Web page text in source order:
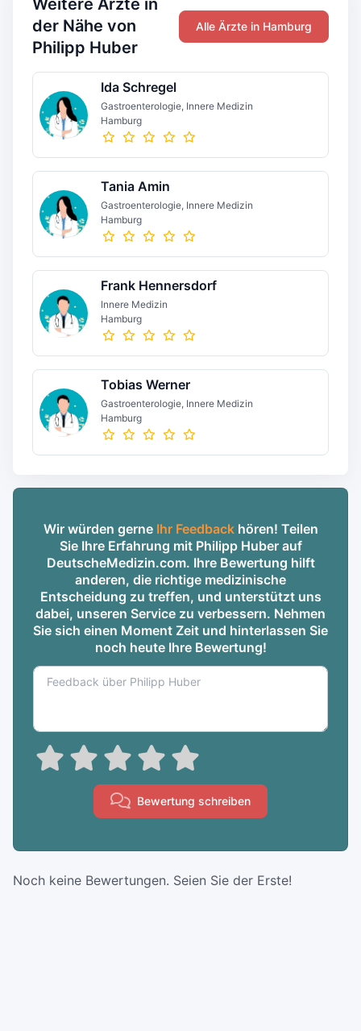
Weitere Ärzte in
der Nähe von
Philipp Huber
Alle Ärzte in Hamburg
Ida Schregel
Gastroenterologie, Innere Medizin
Hamburg
Tania Amin
Gastroenterologie, Innere Medizin
Hamburg
Frank Hennersdorf
Innere Medizin
Hamburg
Tobias Werner
Gastroenterologie, Innere Medizin
Hamburg
Wir würden gerne Ihr Feedbackhören! Teilen
Sie Ihre Erfahrung mit Philipp Huber auf
DeutscheMedizin.com. Ihre Bewertung hilft
anderen, die richtige medizinische
Entscheidung zu treffen, und unterstützt uns
dabei, unseren Service zu verbessern. Nehmen
Sie sich einen Moment Zeit und hinterlassen Sie
noch heute Ihre Bewertung!
Bewertung schreiben
Noch keine Bewertungen. Seien Sie der Erste!